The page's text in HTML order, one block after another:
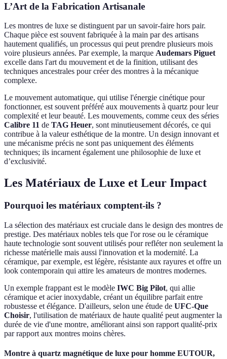
L’Art de la Fabrication Artisanale
Les montres de luxe se distinguent par un savoir-faire hors pair.
Chaque pièce est souvent fabriquée à la main par des artisans
hautement qualifiés, un processus qui peut prendre plusieurs mois
voire plusieurs années. Par exemple, la marque Audemars Piguet
excelle dans l'art du mouvement et de la finition, utilisant des
techniques ancestrales pour créer des montres à la mécanique
complexe.
Le mouvement automatique, qui utilise l'énergie cinétique pour
fonctionner, est souvent préféré aux mouvements à quartz pour leur
complexité et leur beauté. Les mouvements, comme ceux des séries
Calibre 11 de TAG Heuer, sont minutieusement décorés, ce qui
contribue à la valeur esthétique de la montre. Un design innovant et
une mécanisme précis ne sont pas uniquement des éléments
techniques; ils incarnent également une philosophie de luxe et
d’exclusivité.
Les Matériaux de Luxe et Leur Impact
Pourquoi les matériaux comptent-ils ?
La sélection des matériaux est cruciale dans le design des montres de
prestige. Des matériaux nobles tels que l'or rose ou le céramique
haute technologie sont souvent utilisés pour refléter non seulement la
richesse matérielle mais aussi l'innovation et la modernité. La
céramique, par exemple, est légère, résistante aux rayures et offre un
look contemporain qui attire les amateurs de montres modernes.
Un exemple frappant est le modèle IWC Big Pilot, qui allie
céramique et acier inoxydable, créant un équilibre parfait entre
robustesse et élégance. D'ailleurs, selon une étude de UFC-Que
Choisir, l'utilisation de matériaux de haute qualité peut augmenter la
durée de vie d'une montre, améliorant ainsi son rapport qualité-prix
par rapport aux montres moins chères.
Montre à quartz magnétique de luxe pour homme EUTOUR,